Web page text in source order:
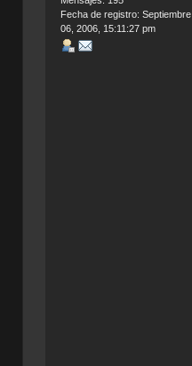
Fecha de registro: Septiembre
06, 2006, 15:11:27 pm